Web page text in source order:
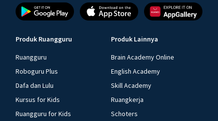
Produk Ruangguru
Ruangguru
Roboguru Plus
Dafa dan Lulu
Kursus for Kids
Ruangguru for Kids
Produk Lainnya
Brain Academy Online
English Academy
Skill Academy
Ruangkerja
Schoters